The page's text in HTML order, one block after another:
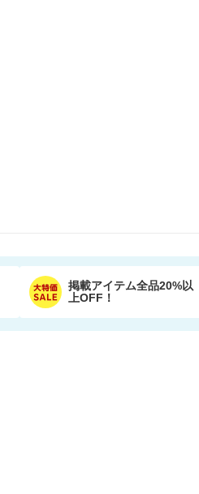
掲載アイテム全品20%以
上OFF！